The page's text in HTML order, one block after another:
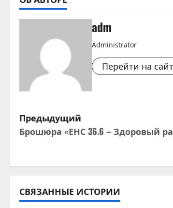
adm
Administrator
Перейти на сайт
Н
а
в
г
Предыдущий
Брошюра «ЕНС 36.6 – Здоровый
СВЯЗАННЫЕ ИСТОРИИ